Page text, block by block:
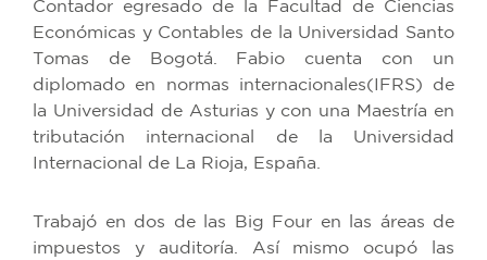
Contador egresado de la Facultad de Ciencias
Económicas y Contables de la Universidad Santo
Tomas de Bogotá. Fabio cuenta con un
diplomado en normas internacionales(IFRS) de
la Universidad de Asturias y con una Maestría en
tributación internacional de la Universidad
Internacional de La Rioja, España.
Trabajó en dos de las Big Four en las áreas de
impuestos y auditoría. Así mismo ocupó las